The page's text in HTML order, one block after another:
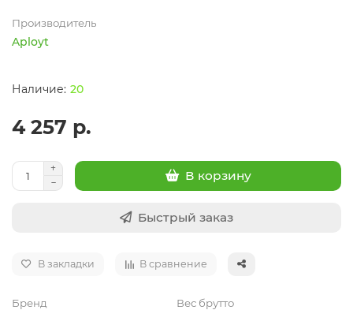
Производитель
Aployt
20
4 257 р.
В корзину
Быстрый заказ
В закладки В сравнение
Бренд Вес брутто